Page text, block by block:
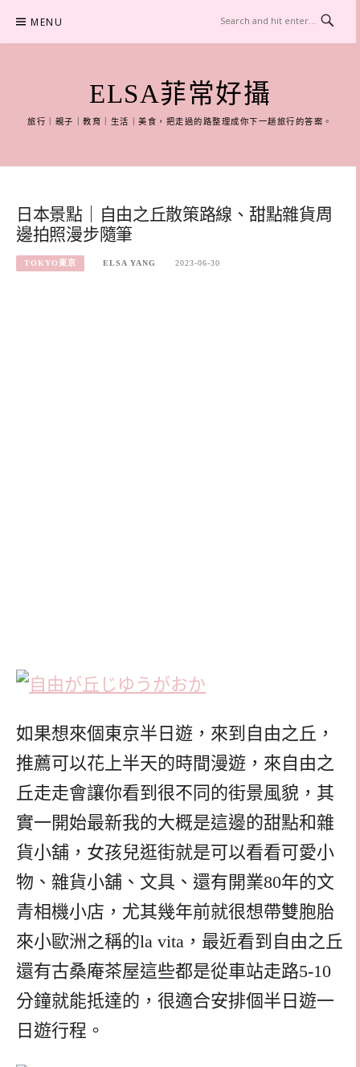
content
MENU
ELSA菲常好攝
旅行｜親子｜教育｜生活｜美食，把走過的路整理成你下一趟旅行的答案。
日本景點｜自由之丘散策路線、甜點雜貨周
邊拍照漫步隨筆
TOKYO東京 ELSA YANG 2023-06-30
如果想來個東京半日遊，來到自由之丘，
推薦可以花上半天的時間漫遊，來自由之
丘走走會讓你看到很不同的街景風貌，其
實一開始最新我的大概是這邊的甜點和雜
貨小舖，女孩兒逛街就是可以看看可愛小
物、雜貨小舖、文具、還有開業80年的文
青相機小店，尤其幾年前就很想帶雙胞胎
來小歐洲之稱的la vita，最近看到自由之丘
還有古桑庵茶屋這些都是從車站走路5-10
分鐘就能抵達的，很適合安排個半日遊一
日遊行程。